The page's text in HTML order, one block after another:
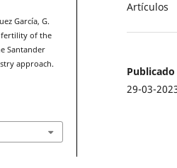
García, G.
fertility of the
Santander
approach.
Artículos
Publicado
29-03-